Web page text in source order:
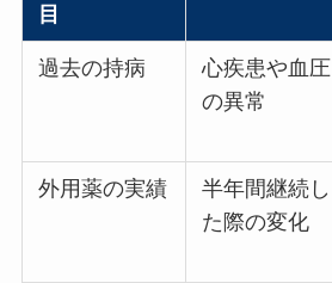
目
過去の持病
心疾患や血圧
の異常
外用薬の実績
半年間継続し
た際の変化